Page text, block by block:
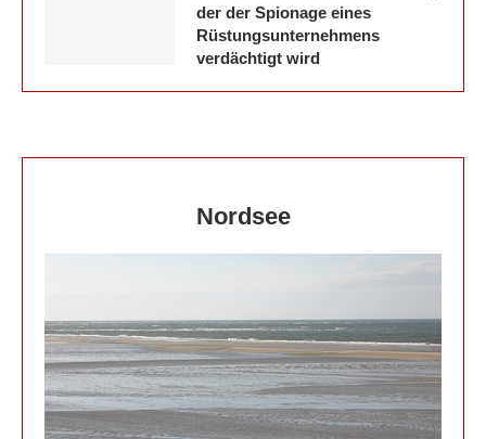
der der Spionage eines
Rüstungsunternehmens
verdächtigt wird
Nordsee